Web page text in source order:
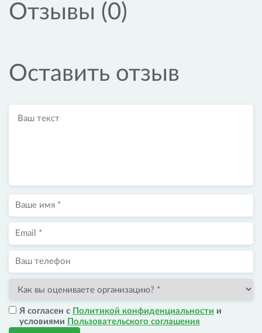
Отзывы (0)
Оставить отзыв
Я согласен с Политикой конфиденциальности и
условиями Пользовательского соглашения